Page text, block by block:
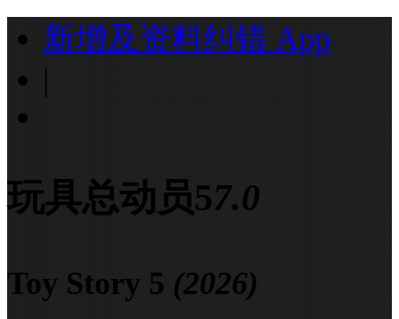
新增及资料纠错 App
|
玩具总动员57.0
Toy Story 5 (2026)